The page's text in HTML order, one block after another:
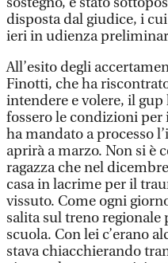
disposta dal giudice, i
ieri in udienza
All’esito degli
Finotti, che ha
intendere e volere, il
fossero le condizioni per
ha mandato a processo
aprirà a marzo. Non si è
ragazza che nel
casa in lacrime per il
vissuto. Come ogni
salita sul treno regionale
scuola. Con lei c’erano
stava chiacchierando